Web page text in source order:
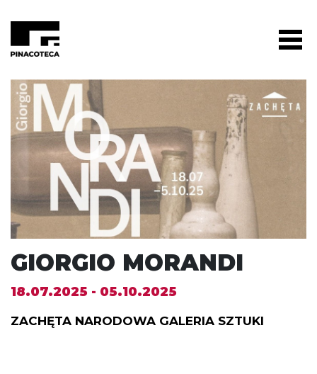
GIORGIO MORANDI
18.07.2025 - 05.10.2025
ZACHĘTA NARODOWA GALERIA SZTUKI